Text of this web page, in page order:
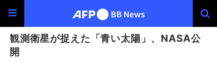
観測衛星が捉えた「青い太陽」、NASA公
開